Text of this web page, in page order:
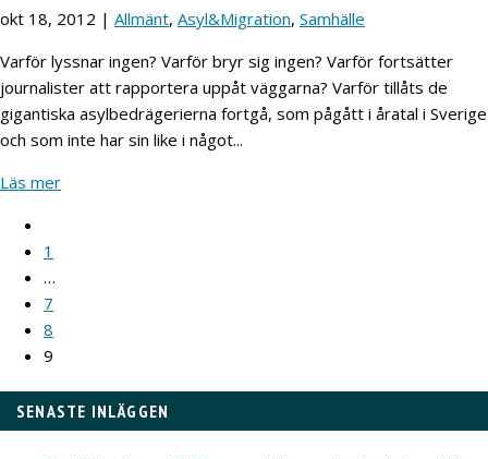
okt 18, 2012 | Allmänt, Asyl&Migration, Samhälle
Varför lyssnar ingen? Varför bryr sig ingen? Varför fortsätter
journalister att rapportera uppåt väggarna? Varför tillåts de
gigantiska asylbedrägerierna fortgå, som pågått i åratal i Sverige
och som inte har sin like i något...
Läs mer
1
…
7
8
9
SENASTE INLÄGGEN